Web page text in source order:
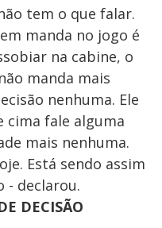
tem o que falar.
manda no jogo é
na cabine, o
manda mais
nenhuma. Ele
cima fale alguma
mais nenhuma.
Está sendo assim
- declarou.
DECISÃO